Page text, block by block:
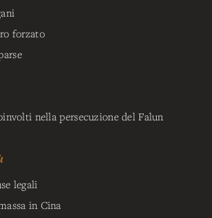
forzato
nella persecuzione del Falun
legali
in Cina